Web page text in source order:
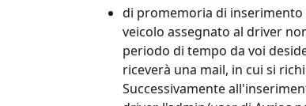
di promemoria di
veicolo assegnato al driver
periodo di tempo da voi
riceverà una mail, in cui si
Successivamente